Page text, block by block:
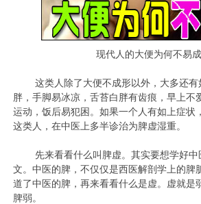
现代人的大便为何不易
这类人除了大便不成形以外，大多还有
胖，手脚易冰凉，舌苔白胖有齿痕，早上不
运动，饭后易犯困。如果一个人有如上症状
这类人，在中医上多半诊治为脾虚湿重。
先来看看什么叫脾虚。其实要想学好中
文。中医的脾，不仅仅是西医解剖学上的脾
道了中医的脾，再来看看什么是虚。虚就是
脾弱。